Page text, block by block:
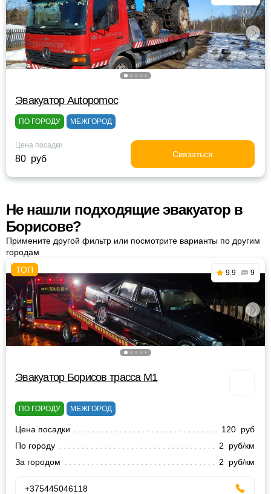
Эвакуатор Autopomoc
ПО ГОРОДУ МЕЖГОРОД
Цена посадки
80 руб Связаться
Не нашли подходящие эвакуатор в
Борисове?
Примените другой фильтр или посмотрите варианты по другим
городам
9.9 9
Эвакуатор Борисов трасса М1
ПО ГОРОДУ МЕЖГОРОД
Цена посадки
120 руб
По городу
2 руб/км
За городом
2 руб/км
+375445046118